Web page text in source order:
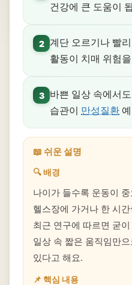
건강에 큰 도움이
2 계단 오르기나 빨
활동이 치매 위험
3
바쁜 일상 속에서
습관이 만성질환
📖 쉬운 설명
🔍 배경
나이가 들수록 운동이
헬스장에 가거나 한 시
최근 연구에 따르면 굳
일상 속 짧은 움직임만
있다고 해요.
📌 핵심 내용